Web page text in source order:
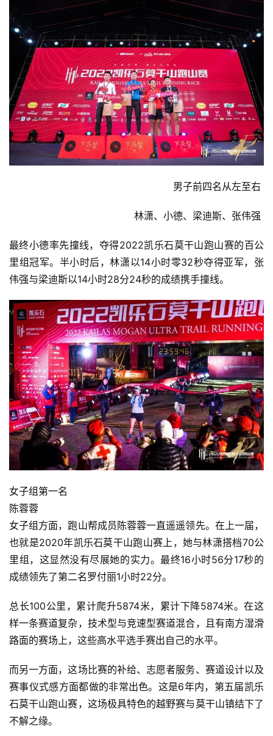
男子前四名从左至右
林潇、小德、梁迪斯、张伟强
最终小德率先撞线，夺得2022凯乐石莫干山跑山赛的百公
里组冠军。半小时后，林潇以14小时零32秒夺得亚军，张
伟强与梁迪斯以14小时28分24秒的成绩携手撞线。
女子组第一名
陈蓉蓉
女子组方面，跑山帮成员陈蓉蓉一直遥遥领先。在上一届，
也就是2020年凯乐石莫干山跑山赛上，她与林潇搭档70公
里组，这显然没有尽展她的实力。最终16小时56分17秒的
成绩领先了第二名罗付丽1小时22分。
总长100公里，累计爬升5874米，累计下降5874米。在这
样一条赛道复杂，技术型与竞速型赛道混合，且有南方湿滑
路面的赛场上，这些高水平选手赛出自己的水平。
而另一方面，这场比赛的补给、志愿者服务、赛道设计以及
赛事仪式感方面都做的非常出色。这是6年内，第五届凯乐
石莫干山跑山赛，这场极具特色的越野赛与莫干山镇结下了
不解之缘。